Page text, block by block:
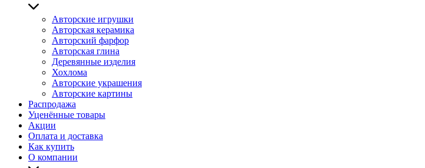
Авторские игрушки
Авторская керамика
Авторский фарфор
Авторская глина
Деревянные изделия
Хохлома
Авторские украшения
Авторские картины
Распродажа
Уценённые товары
Акции
Оплата и доставка
Как купить
О компании